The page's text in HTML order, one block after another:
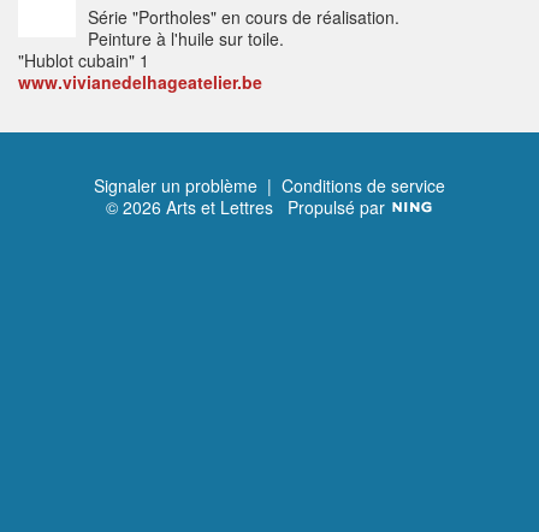
Série "Portholes" en cours de réalisation.
Peinture à l'huile sur toile.
"Hublot cubain" 1
www.vivianedelhageatelier.be
Signaler un problème | Conditions de service
© 2026 Arts et Lettres Propulsé par